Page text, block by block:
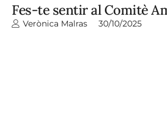
Fes-te sentir al Comitè
Verònica Malras 30/10/2025